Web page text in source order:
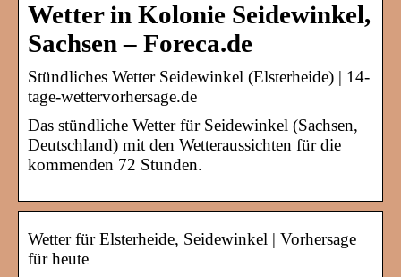
Wetter in Kolonie Seidewinkel,
Sachsen – Foreca.de
Stündliches Wetter Seidewinkel (Elsterheide) | 14-
tage-wettervorhersage.de
Das stündliche Wetter für Seidewinkel (Sachsen,
Deutschland) mit den Wetteraussichten für die
kommenden 72 Stunden.
Wetter für Elsterheide, Seidewinkel | Vorhersage
für heute